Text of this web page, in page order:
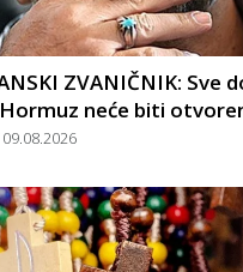
ZVANIČNIK: Sve
neće biti
09.08.2026